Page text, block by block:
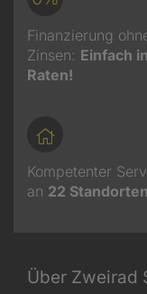
Finanzierung
Zinsen: Einfach
Raten!
Kompetenter
an 22 Standorten
Über Zweirad